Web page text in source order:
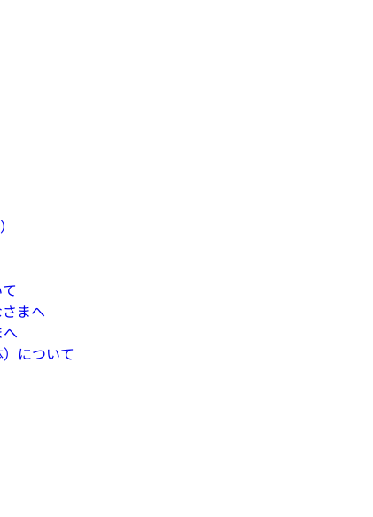
まへ
について